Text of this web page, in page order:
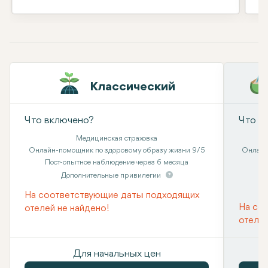
Классический
Что включено?
Медицинская страховка
Онлайн-помощник по здоровому образу жизни 9/5
Пост-опытное наблюдение через 6 месяца
Дополнительные привилегии
На соответствующие даты подходящих
отелей не найдено!
Для начальных цен
Что
На